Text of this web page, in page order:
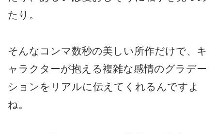
たり。
そんなコンマ数秒の美しい所作だけで、キ
ャラクターが抱える複雑な感情のグラデー
ションをリアルに伝えてくれるんですよ
ね。